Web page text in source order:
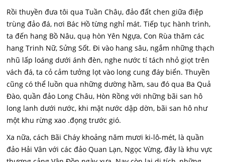
Rồi thuyền đưa tôi qua Tuần Châụ, đảo đất chen giữa điệp
trùng đảo đá, nơi Bác Hồ từng nghỉ mát. Tiếp tục hành trình,
ta đến hang Bồ Nâu, quạ hòn Yên Ngựa, Con Rùa thăm các
hang Trinh Nữ, Sửng Sốt. Đi vào hang sâu, ngắm những thạch
nhũ lấp loáng dưới ánh đèn, nghe nước tí tách nhỏ giọt trên
vách đá, ta cỏ cảm tưởng lọt vào long cung đáy biển. Thuyền
cũng có thể luồn qua những dường hầm, sau đó qua Ba Quả
Đào, quần đảo Long Châu, Hòn Rồng với những bãi san hô
long lanh dưới nước, khi mặt nước dập dờn, bãi san hô như
một khu rừng xao .đọng trước gió.
Xa nữa, cách Bãi Cháy khoảng năm mươi ki-lô-mét, là quần
đảo Hải Vân với các đảo Quan Lạn, Ngọc Vừng, đây là khu vực